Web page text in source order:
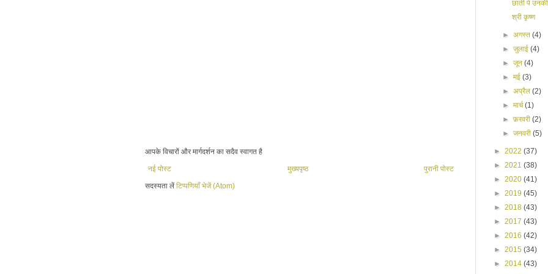
आपके विचारों और मार्गदर्शन का सदैव स्वागत है
नई पोस्ट
पुरानी पोस्ट
मुख्यपृष्ठ
सदस्यता लें टिप्पणियाँ भेजें (Atom)
छाती पे
श्री कृष्ण
►अगस्त(4)
►जुलाई(4)
►जून(4)
►मई(3)
►अप्रैल(2)
►मार्च(1)
►फ़रवरी(2)
►जनवरी(5)
► 2022 (37)
► 2021 (38)
► 2020 (41)
► 2019 (45)
► 2018 (43)
► 2017 (43)
► 2016 (42)
► 2015 (34)
► 2014 (43)